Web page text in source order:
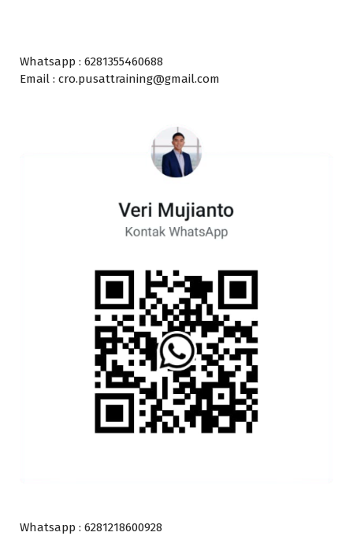
Whatsapp : 6281355460688
Email : cro.pusattraining@gmail.com
Whatsapp : 6281218600928